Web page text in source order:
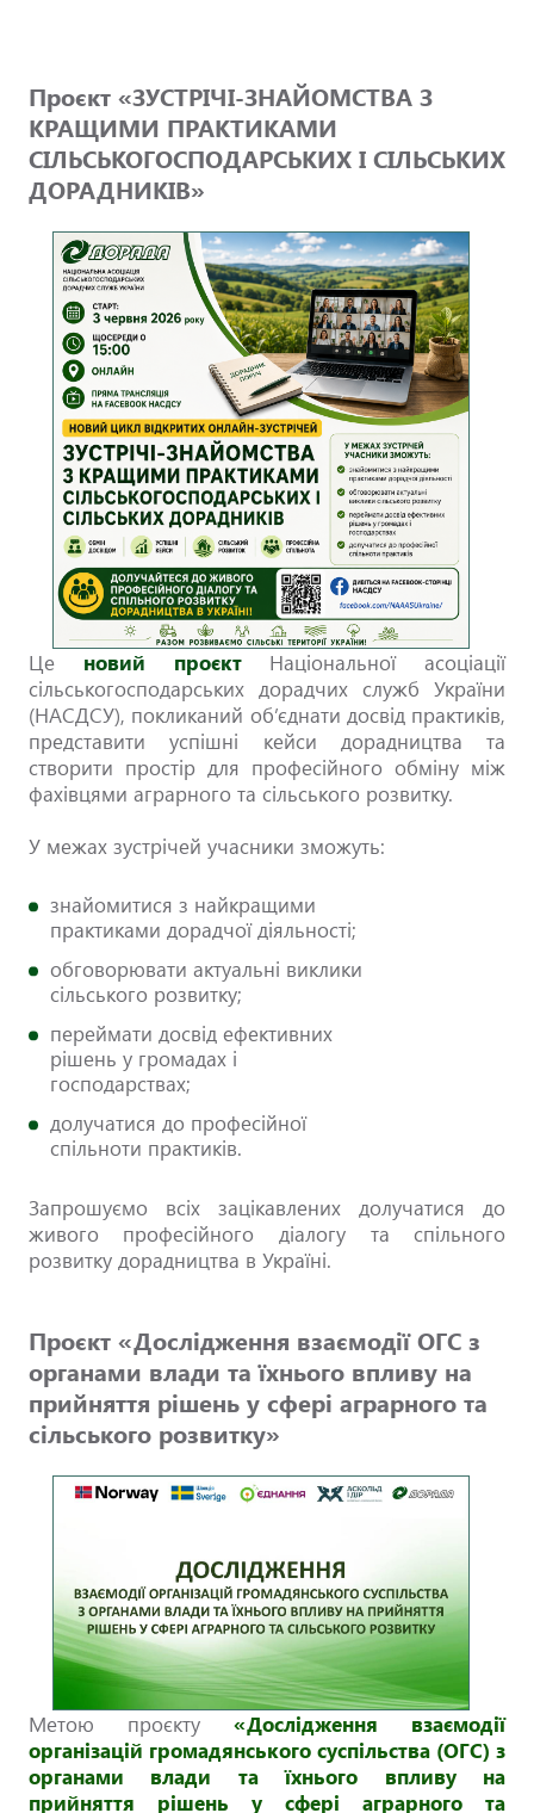
Проєкт «ЗУСТРІЧІ-ЗНАЙОМСТВА З
КРАЩИМИ ПРАКТИКАМИ
СІЛЬСЬКОГОСПОДАРСЬКИХ І СІЛЬСЬКИХ
ДОРАДНИКІВ»
Це новий проєктНаціональної асоціації
сільськогосподарських дорадчих служб України
(НАСДСУ), покликаний об’єднати досвід практиків,
представити успішні кейси дорадництва та
створити простір для професійного обміну між
фахівцями аграрного та сільського розвитку.
У межах зустрічей учасники зможуть:
знайомитися з найкращими
практиками дорадчої діяльності;
обговорювати актуальні виклики
сільського розвитку;
переймати досвід ефективних
рішень у громадах і
господарствах;
долучатися до професійної
спільноти практиків.
Запрошуємо всіх зацікавлених долучатися до
живого професійного діалогу та спільного
розвитку дорадництва в Україні.
Проєкт «Дослідження взаємодії ОГС з
органами влади та їхнього впливу на
прийняття рішень у сфері аграрного та
сільського розвитку»
Метою проєкту«Дослідження взаємодії
організацій громадянського суспільства (ОГС) з
органами влади та їхнього впливу на
прийняття рішень у сфері аграрного та